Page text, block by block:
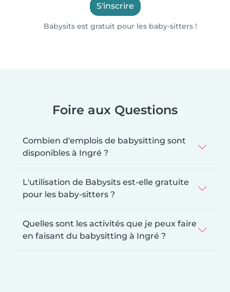
S'inscrire
Babysits est gratuit pour les baby-sitters !
Foire aux Questions
Combien d'emplois de babysitting sont
disponibles à Ingré ?
L'utilisation de Babysits est-elle gratuite
pour les baby-sitters ?
Quelles sont les activités que je peux faire
en faisant du babysitting à Ingré ?